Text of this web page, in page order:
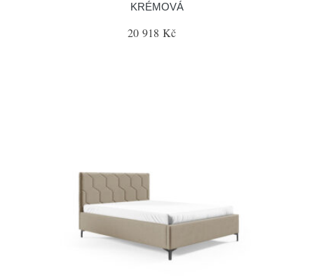
KRÉMOVÁ
20 918 Kč